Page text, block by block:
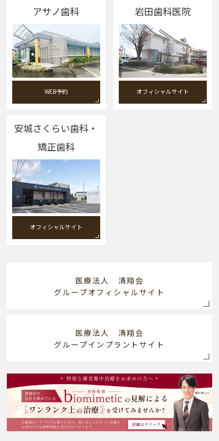
アサノ歯科
WEB予約
岩田歯科医院
オフィシャルサイト
安城さくらい歯科・
矯正歯科
オフィシャルサイト
医療法人 清翔会
グループオフィシャルサイト
医療法人 清翔会
グループインプラントサイト